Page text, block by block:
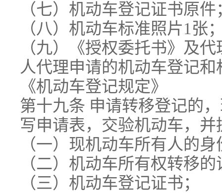
（七）机动车登记证书原件
（八）机动车标准照片1张
（九）《授权委托书》及
人代理申请的机动车登记
《机动车登记规定》
第十九条 申请转移登记的
写申请表，交验机动车，
（一）现机动车所有人的
（二）机动车所有权转移
（三）机动车登记证书；